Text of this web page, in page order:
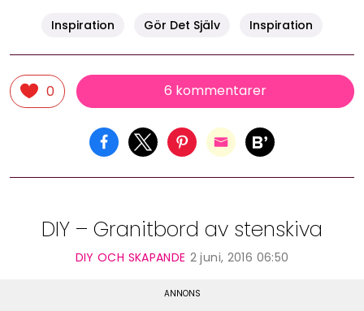
Inspiration Gör Det Själv Inspiration
0 6 kommentarer
DIY – Granitbord av stenskiva
DIY OCH SKAPANDE 2 juni, 2016 06:50